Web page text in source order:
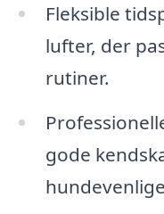
Fleksible
lufter, der
rutiner.
gode